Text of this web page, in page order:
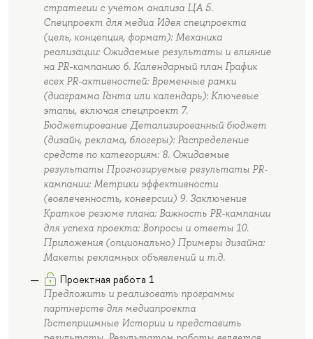
стратегии с учетом анализа ЦА 5.
Спецпроект для медиа Идея спецпроекта
(цель, концепция, формат): Механика
реализации: Ожидаемые результаты и влияние
на PR-кампанию 6. Календарный план График
всех PR-активностей: Временные рамки
(диаграмма Ганта или календарь): Ключевые
этапы, включая спецпроект 7.
Бюджетирование Детализированный бюджет
(дизайн, реклама, блогеры): Распределение
средств по категориям: 8. Ожидаемые
результаты Прогнозируемые результаты PR-
кампании: Метрики эффективности
(вовлеченность, конверсии) 9. Заключение
Краткое резюме плана: Важность PR-кампании
для успеха проекта: Вопросы и ответы 10.
Приложения (опционально) Примеры дизайна:
Макеты рекламных объявлений и т.д.
Проектная работа 1
Предложить и реализовать программы
партнерств для медиапроекта
Гостеприимные Истории и представить